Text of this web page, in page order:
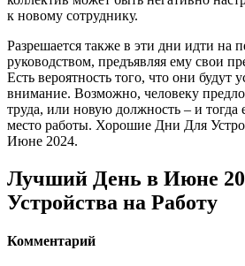
к новому сотруднику.
Разрешается также в эти дни идти на
руководством, предъявляя ему свои
Есть вероятность того, что они
внимание. Возможно, человеку
труда, или новую должность – и тогда
место работы. Хорошие Дни Для
Июне 2024.
Лучший День в Июне
Устройства на Работу
Комментарий